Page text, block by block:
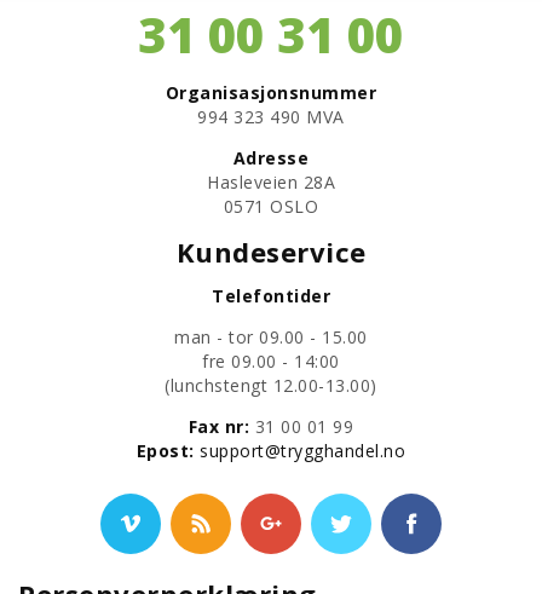
31 00 31 00
Organisasjonsnummer
​994 323 490 MVA
Adresse
Hasleveien 28A
0571 OSLO
Kundeservice
Telefontider
man - tor 09.00 - 15.00
fre 09.00 - 14:00
​(lunchstengt 12.00-13.00)
Fax nr: 31 00 01 99
​Epost:support@trygghandel.no